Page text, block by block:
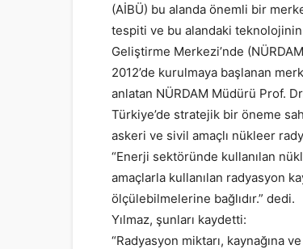
(AİBÜ) bu alanda önemli bir
tespiti ve bu alandaki
Geliştirme Merkezi’nde
2012’de kurulmaya başlanan
anlatan NÜRDAM Müdürü Prof.
Türkiye’de stratejik bir öneme
askeri ve sivil amaçlı nükleer
“Enerji sektöründe kullanılan
amaçlarla kullanılan radyasyon
ölçülebilmelerine bağlıdır.” dedi.
Yılmaz, şunları kaydetti:
“Radyasyon miktarı, kaynağına